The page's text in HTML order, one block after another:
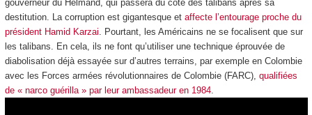
gouverneur du Helmand, qui passera du côté des talibans après sa
destitution. La corruption est gigantesque et affecte l’entourage proche du
président Hamid Karzai. Pourtant, les Américains ne se focalisent que sur
les talibans. En cela, ils ne font qu’utiliser une technique éprouvée de
diabolisation déjà essayée sur d’autres terrains, par exemple en Colombie
avec les Forces armées révolutionnaires de Colombie (FARC), qualifiées
de « narco guérilla » par leur ambassadeur en 1984.